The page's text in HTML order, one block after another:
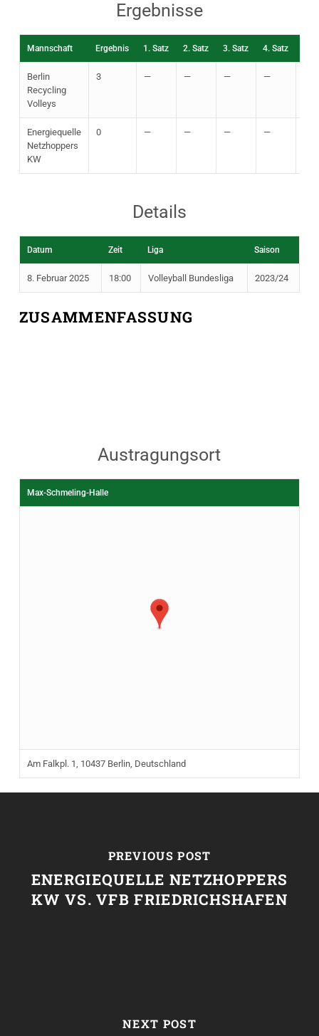
Ergebnisse
Mannschaft Ergebnis 1. Satz 2. Satz 3. Satz 4. Satz
Berlin
Recycling
Volleys
3 — — — —
Energiequelle
Netzhoppers
KW
0 — — — —
Details
Datum Zeit Liga Saison
8. Februar 2025 18:00 Volleyball Bundesliga 2023/24
ZUSAMMENFASSUNG
Austragungsort
Max-Schmeling-Halle
Am Falkpl. 1, 10437 Berlin, Deutschland
PREVIOUS POST
ENERGIEQUELLE NETZHOPPERS
KW VS. VFB FRIEDRICHSHAFEN
NEXT POST